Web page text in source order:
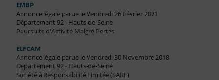
EMBP
Annonce légale parue le Vendredi 26 Février 2021
Département 92 - Hauts-de-Seine
Poursuite d'Activité Malgré Pertes
ELFCAM
Annonce légale parue le Vendredi 30 Novembre 2018
Département 92 - Hauts-de-Seine
Société à Responsabilité Limitée (SARL)